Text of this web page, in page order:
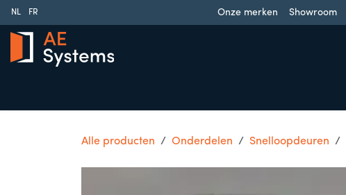
Overslaan naar inhoud
NL FR Onze merken Showroom
Alle producten Onderdelen Snelloopdeuren